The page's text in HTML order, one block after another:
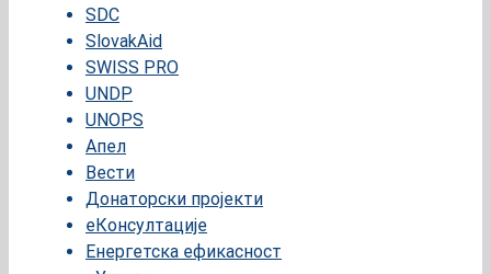
SDC
SlovakAid
SWISS PRO
UNDP
UNOPS
Апел
Вести
Донаторски пројекти
еКонсултације
Енергетска ефикасност